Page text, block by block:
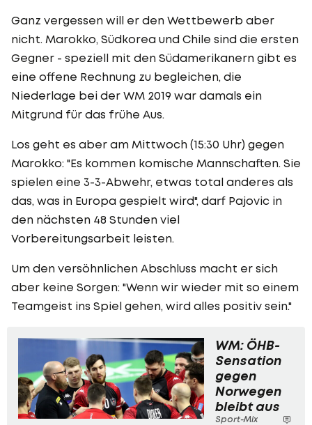
Ganz vergessen will er den Wettbewerb aber
nicht. Marokko, Südkorea und Chile sind die ersten
Gegner - speziell mit den Südamerikanern gibt es
eine offene Rechnung zu begleichen, die
Niederlage bei der WM 2019 war damals ein
Mitgrund für das frühe Aus.
Los geht es aber am Mittwoch (15:30 Uhr) gegen
Marokko: "Es kommen komische Mannschaften. Sie
spielen eine 3-3-Abwehr, etwas total anderes als
das, was in Europa gespielt wird", darf Pajovic in
den nächsten 48 Stunden viel
Vorbereitungsarbeit leisten.
Um den versöhnlichen Abschluss macht er sich
aber keine Sorgen: "Wenn wir wieder mit so einem
Teamgeist ins Spiel gehen, wird alles positiv sein."
WM: ÖHB-
Sensation
gegen
Norwegen
bleibt aus
Sport-Mix